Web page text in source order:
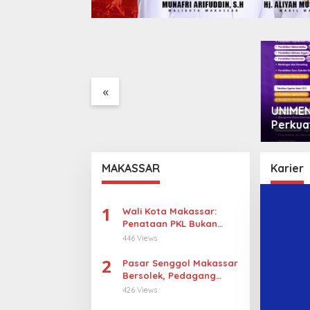
«
KBLI Hotel Diperbarui,
UNIMEN Buka 8
Perkuat Akses
Tinggi dan Daya
MAKASSAR
1
Wali Kota Makassar:
Penataan PKL Bukan
Penggusuran
446 Views
2
Pasar Senggol Makassar
Bersolek, Pedagang
Gotong Royong
426 Views
Karier